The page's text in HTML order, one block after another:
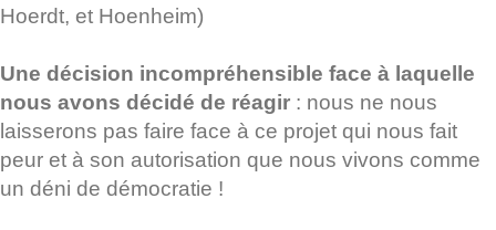
Hoerdt, et Hoenheim)
Une décision incompréhensible face à laquelle
nous avons décidé de réagir : nous ne nous
laisserons pas faire face à ce projet qui nous fait
peur et à son autorisation que nous vivons comme
un déni de démocratie !